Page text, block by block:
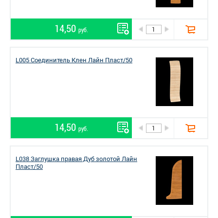
14,50 руб.
L005 Соединитель Клен Лайн Пласт/50
14,50 руб.
L038 Заглушка правая Дуб золотой Лайн
Пласт/50